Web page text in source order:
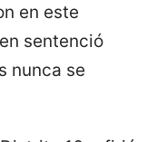
en este
sentenció
nunca se